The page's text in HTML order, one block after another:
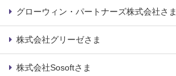
グローウィン・パートナーズ株式会社さま
株式会社グリーゼさま
株式会社Sosoftさま